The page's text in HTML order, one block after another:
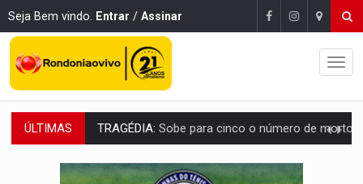
Seja Bem vindo. Entrar / Assinar
ÚLTIMAS TRANSPORTE DE ARROZ:MPF assegura cumprimento da legislação sobre transporte
DEEPFAKE:Sancionada lei contra violência sexual infantil na